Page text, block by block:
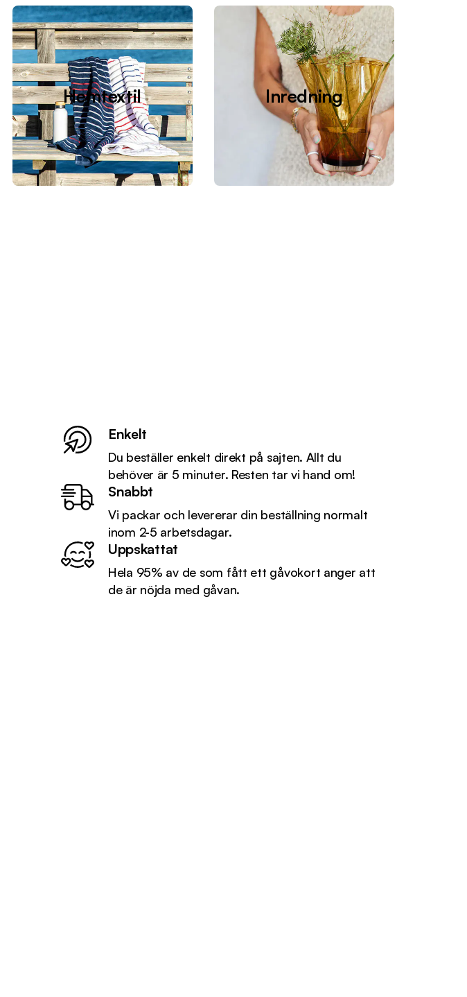
Hemtextil Inredning
Enkelt
Du beställer enkelt direkt på sajten. Allt du
behöver är 5 minuter. Resten tar vi hand om!
Snabbt
Vi packar och levererar din beställning normalt
inom 2-5 arbetsdagar.
Uppskattat
Hela 95% av de som fått ett gåvokort anger att
de är nöjda med gåvan.